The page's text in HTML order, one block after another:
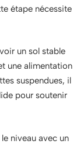
étape nécessite
un sol stable
une alimentation
suspendues, il
pour soutenir
niveau avec un